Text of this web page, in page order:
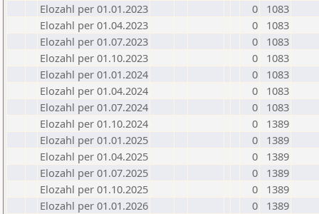
Elozahl per 01.01.2023
0
1083
Elozahl per 01.04.2023
0
1083
Elozahl per 01.07.2023
0
1083
Elozahl per 01.10.2023
0
1083
Elozahl per 01.01.2024
0
1083
Elozahl per 01.04.2024
0
1083
Elozahl per 01.07.2024
0
1083
Elozahl per 01.10.2024
0
1389
Elozahl per 01.01.2025
0
1389
Elozahl per 01.04.2025
0
1389
Elozahl per 01.07.2025
0
1389
Elozahl per 01.10.2025
0
1389
Elozahl per 01.01.2026
0
1389